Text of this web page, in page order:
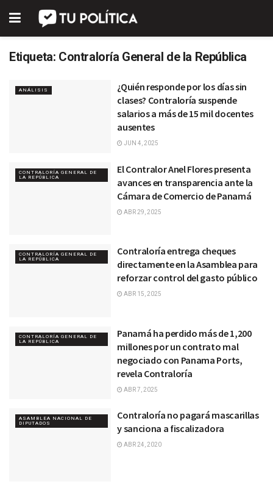
Etiqueta: Contraloría General de la República
ANÁLISIS
¿Quién responde por los días sin
clases? Contraloría suspende
salarios a más de 15 mil docentes
ausentes
JUN 4, 2025
CONTRALORÍA GENERAL DE
LA REPÚBLICA
El Contralor Anel Flores presenta
avances en transparencia ante la
Cámara de Comercio de Panamá
ABR 29, 2025
CONTRALORÍA GENERAL DE
LA REPÚBLICA
Contraloría entrega cheques
directamente en la Asamblea para
reforzar control del gasto público
ABR 15, 2025
CONTRALORÍA GENERAL DE
LA REPÚBLICA
Panamá ha perdido más de 1,200
millones por un contrato mal
negociado con Panama Ports,
revela Contraloría
ABR 7, 2025
ASAMBLEA NACIONAL DE
DIPUTADOS
Contraloría no pagará mascarillas
y sanciona a fiscalizadora
ABR 24, 2020